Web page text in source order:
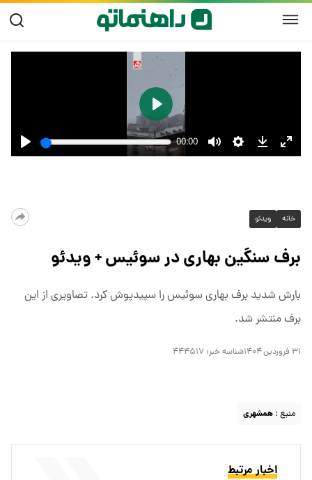
خانه ویدئو
برف سنگین بهاری در سوئیس + ویدئو
بارش شدید برف بهاری سوئیس را سپیدپوش کرد. تصاویری از این
برف منتشر شد.
۳۱ فروردین ۱۴۰۴ شناسه خبر: ۴۴۴۵۱۷
منبع : همشهری
اخبار مرتبط